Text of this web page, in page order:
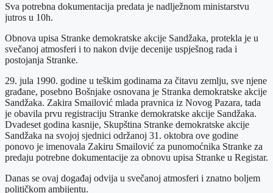
Sva potrebna dokumentacija predata je nadlježnom ministarstvu
jutros u 10h.
Obnova upisa Stranke demokratske akcije Sandžaka, protekla je u
svečanoj atmosferi i to nakon dvije decenije uspješnog rada i
postojanja Stranke.
29. jula 1990. godine u teškim godinama za čitavu zemlju, sve njene
građane, posebno Bošnjake osnovana je Stranka demokratske akcije
Sandžaka. Zakira Smailović mlada pravnica iz Novog Pazara, tada
je obavila prvu registraciju Stranke demokratske akcije Sandžaka.
Dvadeset godina kasnije, Skupština Stranke demokratske akcije
Sandžaka na svojoj sjednici održanoj 31. oktobra ove godine
ponovo je imenovala Zakiru Smailović za punomoćnika Stranke za
predaju potrebne dokumentacije za obnovu upisa Stranke u Registar.
Danas se ovaj događaj odvija u svečanoj atmosferi i znatno boljem
političkom ambijentu.